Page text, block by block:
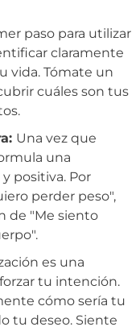
paso para utilizar
claramente
vida. Tómate un
cuáles son tus
Una vez que
una
positiva. Por
perder peso",
de "Me siento
es una
tu intención.
cómo sería tu
tu deseo. Siente